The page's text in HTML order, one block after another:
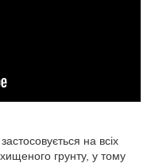
на всіх
грунту, у тому